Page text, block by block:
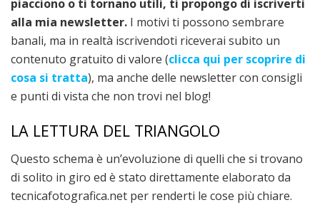
piacciono o ti tornano utili, ti propongo di iscriverti
alla mia newsletter. I motivi ti possono sembrare
banali, ma in realtà iscrivendoti riceverai subito un
contenuto gratuito di valore (clicca qui per scoprire di
cosa si tratta), ma anche delle newsletter con consigli
e punti di vista che non trovi nel blog!
LA LETTURA DEL TRIANGOLO
Questo schema è un’evoluzione di quelli che si trovano
di solito in giro ed è stato direttamente elaborato da
tecnicafotografica.net per renderti le cose più chiare.